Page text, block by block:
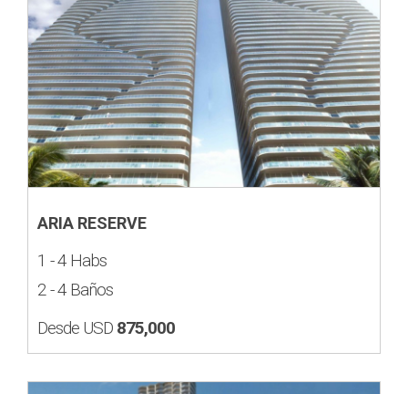
ARIA RESERVE
1 - 4 Habs
2 - 4 Baños
Desde USD 875,000